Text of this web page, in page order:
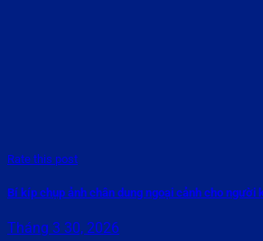
Rate this post
Bí kíp chụp ảnh chân dung ngoại cảnh cho người
Tháng 3 30, 2026